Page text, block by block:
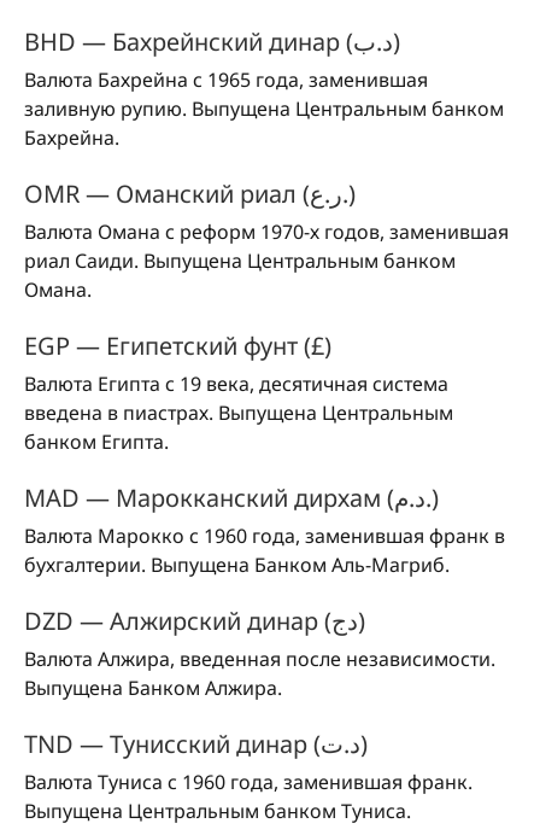
BHD — Бахрейнский динар (د.ب)
Валюта Бахрейна с 1965 года, заменившая
заливную рупию. Выпущена Центральным банком
Бахрейна.
OMR — Оманский риал (ر.ع.)
Валюта Омана с реформ 1970-х годов, заменившая
риал Саиди. Выпущена Центральным банком
Омана.
EGP — Египетский фунт (£)
Валюта Египта с 19 века, десятичная система
введена в пиастрах. Выпущена Центральным
банком Египта.
MAD — Марокканский дирхам (د.م.)
Валюта Марокко с 1960 года, заменившая франк в
бухгалтерии. Выпущена Банком Аль-Магриб.
DZD — Алжирский динар (دج)
Валюта Алжира, введенная после независимости.
Выпущена Банком Алжира.
TND — Тунисский динар (د.ت)
Валюта Туниса с 1960 года, заменившая франк.
Выпущена Центральным банком Туниса.